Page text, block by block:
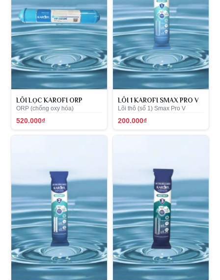
LÕI LỌC KAROFI ORP
ORP (chống oxy hóa)
520.000₫
LÕI 1 KAROFI SMAX PRO V
Lõi thô (số 1) Smax Pro V
200.000₫